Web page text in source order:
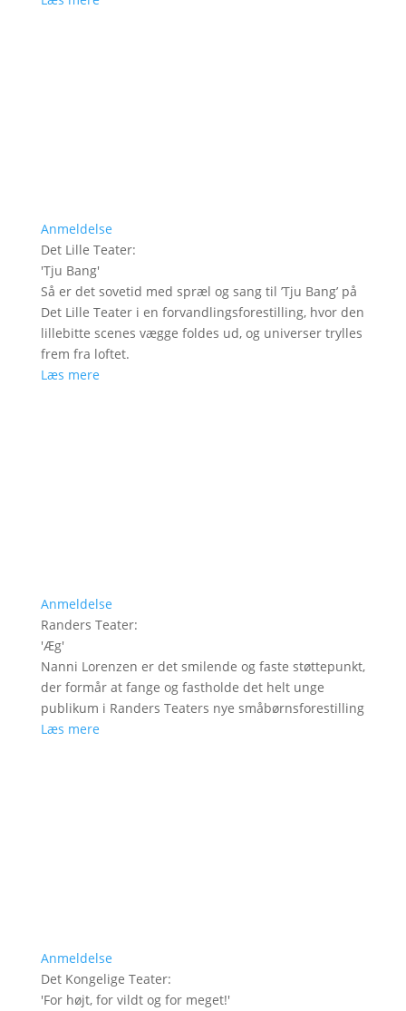
Anmeldelse
Det Lille Teater:
'Tju Bang'
Så er det sovetid med spræl og sang til ’Tju Bang’ på
Det Lille Teater i en forvandlingsforestilling, hvor den
lillebitte scenes vægge foldes ud, og universer trylles
frem fra loftet.
Læs mere
Anmeldelse
Randers Teater:
'Æg'
Nanni Lorenzen er det smilende og faste støttepunkt,
der formår at fange og fastholde det helt unge
publikum i Randers Teaters nye småbørnsforestilling
Læs mere
Anmeldelse
Det Kongelige Teater:
'For højt, for vildt og for meget!'